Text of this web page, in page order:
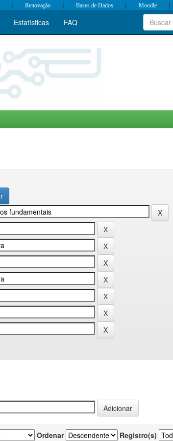
| Renovação | Bases de Dados | Moodle |
Estatísticas FAQ
Ordenar Registro(s)